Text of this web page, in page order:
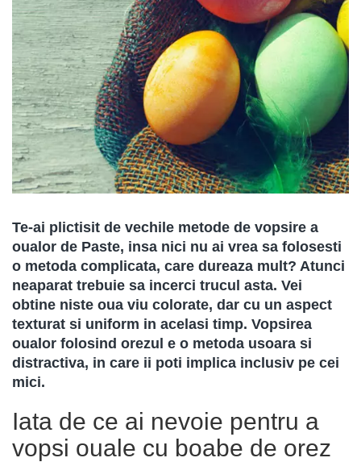
Te-ai plictisit de vechile metode de vopsire a
oualor de Paste, insa nici nu ai vrea sa folosesti
o metoda complicata, care dureaza mult? Atunci
neaparat trebuie sa incerci trucul asta. Vei
obtine niste oua viu colorate, dar cu un aspect
texturat si uniform in acelasi timp. Vopsirea
oualor folosind orezul e o metoda usoara si
distractiva, in care ii poti implica inclusiv pe cei
mici.
Iata de ce ai nevoie pentru a
vopsi ouale cu boabe de orez